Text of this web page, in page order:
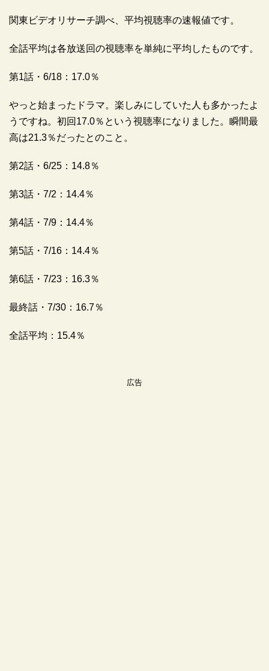
関東ビデオリサーチ調べ、平均視聴率の速報値です。
全話平均は各放送回の視聴率を単純に平均したものです。
第1話・6/18：17.0％
やっと始まったドラマ。楽しみにしていた人も多かったよ
うですね。初回17.0％という視聴率になりました。瞬間最
高は21.3％だったとのこと。
第2話・6/25：14.8％
第3話・7/2：14.4％
第4話・7/9：14.4％
第5話・7/16：14.4％
第6話・7/23：16.3％
最終話・7/30：16.7％
全話平均：15.4％
広告